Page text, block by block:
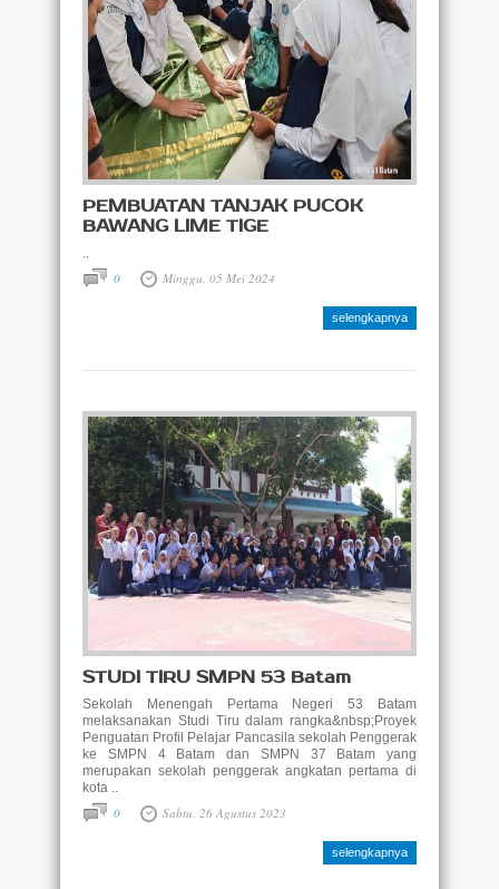
PEMBUATAN TANJAK PUCOK
BAWANG LIME TIGE
..
0 Minggu, 05 Mei 2024
selengkapnya
STUDI TIRU SMPN 53 Batam
Sekolah Menengah Pertama Negeri 53 Batam
melaksanakan Studi Tiru dalam rangka&nbsp;Proyek
Penguatan Profil Pelajar Pancasila sekolah Penggerak
ke SMPN 4 Batam dan SMPN 37 Batam yang
merupakan sekolah penggerak angkatan pertama di
kota ..
0 Sabtu, 26 Agustus 2023
selengkapnya